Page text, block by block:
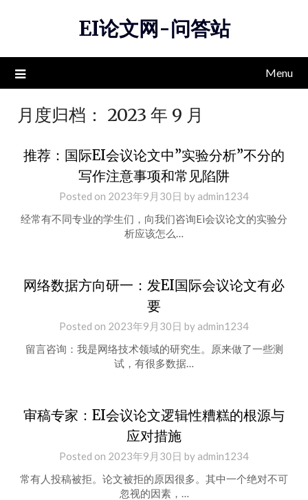
EI论文网-问答站
Menu
月度归档： 2023 年 9 月
推荐：国际EI会议论文中”实验分析”不分的
写作注意事项和常见陷阱
Posted on 2023年9月30日 by admin1234
经常有不同专业的学生们，向我们咨询Ei会议论文的实验分
析应该怎么…
网络数据方向研一：发EI国际会议论文有必
要
Posted on 2023年9月30日 by admin1234
留言咨询：我是网络技术领域的研究生。原来做了一些测
试，有很多数据…
审稿专家：EI会议论文逻辑性糟糕的根源与
应对措施
Posted on 2023年9月30日 by admin1234
常有人投稿被拒。论文被拒的原因很多。其中一个绝对不可
忽视的因素，…